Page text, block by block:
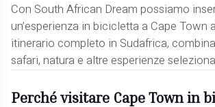
Con South African Dream possiamo
un’esperienza in bicicletta a Cape Town
itinerario completo in Sudafrica,
safari, natura e altre esperienze
Perché visitare Cape Town in